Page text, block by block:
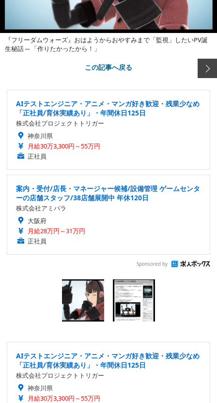
『フリーダムウォーズ』おはようからおやすみまで「監視」したいPV誕
生秘話 ─ 「作りたかったから！」
この記事へ戻る
AIテストエンジニア・アニメ・マンガ好き歓迎・残業少なめ
「正社員/育休実績あり」・年間休日125日
株式会社プロジェクトトリガー
神奈川県
月給30万3,300円～55万円
正社員
案内・受付/店長・マネージャー候補/設備管理 ゲームセンタ
ーの店舗スタッフ/38店舗展開中 年休120日
株式会社アミパラ
大阪府
月給28万円～31万円
正社員
Sponsored by
AIテストエンジニア・アニメ・マンガ好き歓迎・残業少なめ
「正社員/育休実績あり」・年間休日125日
株式会社プロジェクトトリガー
神奈川県
月給30万3,300円～55万円